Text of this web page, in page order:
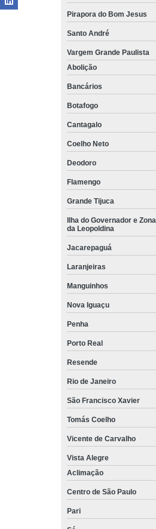
Pirapora do Bom Jesus
Santo André
Vargem Grande Paulista
Abolição
Bancários
Botafogo
Cantagalo
Coelho Neto
Deodoro
Flamengo
Grande Tijuca
Ilha do Governador e Zona
da Leopoldina
Jacarepaguá
Laranjeiras
Manguinhos
Nova Iguaçu
Penha
Porto Real
Resende
Rio de Janeiro
São Francisco Xavier
Tomás Coelho
Vicente de Carvalho
Vista Alegre
Aclimação
Centro de São Paulo
Pari